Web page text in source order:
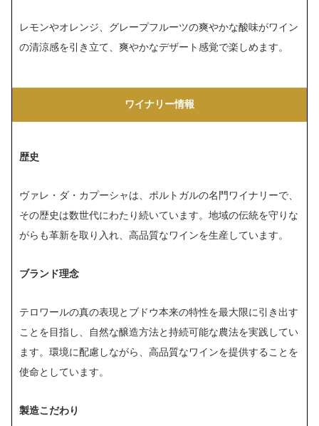
レモンやオレンジ、グレープフルーツの爽やかな酸味がワイン
の清涼感を引き立て、爽やかなデザート感覚で楽しめます。
ワイナリー情報
歴史
ヴァレ・ダ・カプーシャは、ポルトガルの名門ワイナリーで、
その歴史は数世代にわたり続いています。地域の伝統を守りな
がらも革新を取り入れ、高品質なワインを生産しています。
ブランド理念
テロワールの真の表現とブドウ本来の特性を最大限に引き出す
ことを目指し、自然な醸造方法と持続可能な農法を実践してい
ます。環境に配慮しながら、高品質なワインを提供することを
使命としています。
製造こだわり